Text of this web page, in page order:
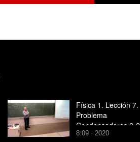
Física 1. Lección 7.
Problema
Condensadores 2-2
8:09 · 2020